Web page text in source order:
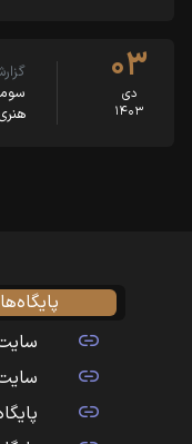
۰۳
دی
۱۴۰۳